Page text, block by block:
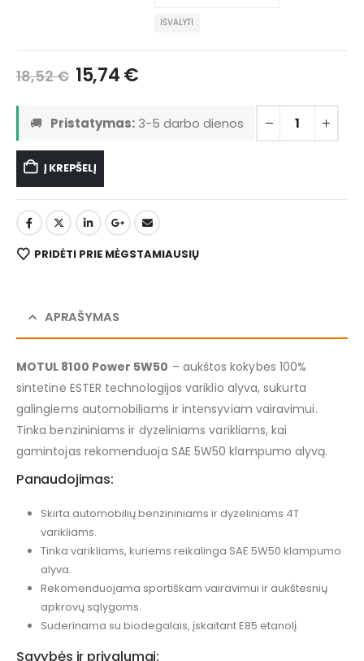
IŠVALYTI
18,52€ 15,74€
🚚 Pristatymas: 3-5 darbo dienos
Į KREPŠELĮ
PRIDĖTI PRIE MĖGSTAMIAUSIŲ
APRAŠYMAS
MOTUL 8100 Power 5W50 – aukštos kokybės 100%
sintetinė ESTER technologijos variklio alyva, sukurta
galingiems automobiliams ir intensyviam vairavimui.
Tinka benzininiams ir dyzeliniams varikliams, kai
gamintojas rekomenduoja SAE 5W50 klampumo alyvą.
Panaudojimas:
Skirta automobilių benzininiams ir dyzeliniams 4T
varikliams.
Tinka varikliams, kuriems reikalinga SAE 5W50 klampumo
alyva.
Rekomenduojama sportiškam vairavimui ir aukštesnių
apkrovų sąlygoms.
Suderinama su biodegalais, įskaitant E85 etanolį.
Savybės ir privalumai: